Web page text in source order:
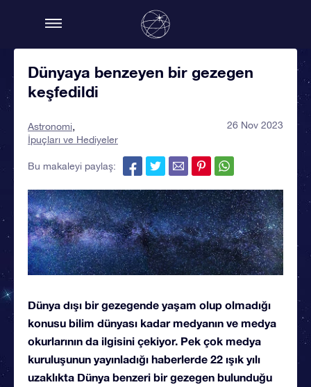
Dünyaya benzeyen bir gezegen
keşfedildi
Astronomi
İpuçları ve Hediyeler
26 Nov 2023
Bu makaleyi paylaş:
Dünya dışı bir gezegende yaşam olup olmadığı
konusu bilim dünyası kadar medyanın ve medya
okurlarının da ilgisini çekiyor. Pek çok medya
kuruluşunun yayınladığı haberlerde 22 ışık yılı
uzaklıkta Dünya benzeri bir gezegen bulunduğu